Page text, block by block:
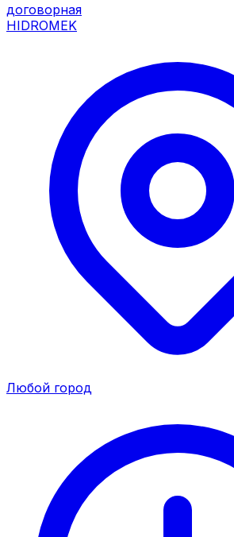
договорная
HIDROMEK
Любой город